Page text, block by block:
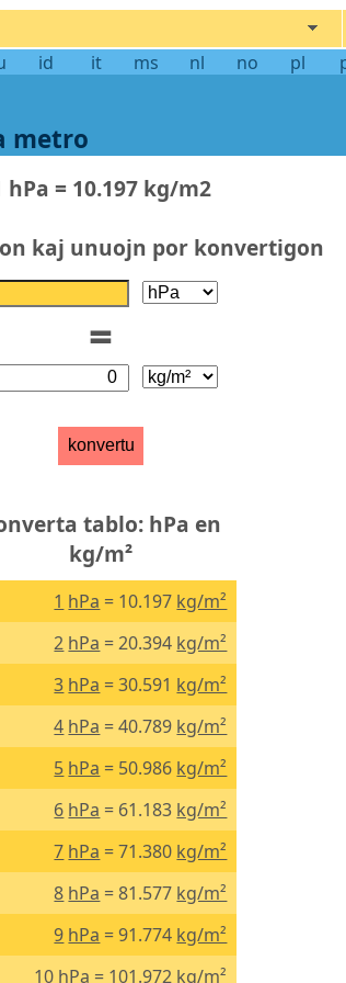
id it ms nl no pl
metro
hPa = 10.197 kg/m2
kaj unuojn por konvertigon
=
konvertu
tablo: hPa en
kg/m²
1 hPa = 10.197 kg/m²
2 hPa = 20.394 kg/m²
3 hPa = 30.591 kg/m²
4 hPa = 40.789 kg/m²
5 hPa = 50.986 kg/m²
6 hPa = 61.183 kg/m²
7 hPa = 71.380 kg/m²
8 hPa = 81.577 kg/m²
9 hPa = 91.774 kg/m²
10 hPa = 101.972 kg/m²